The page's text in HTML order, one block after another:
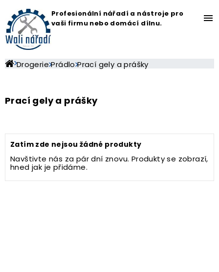
Profesionální nářadí a nástroje pro
vaši firmu nebo domácí dílnu.
Drogerie Prádlo Prací gely a prášky
Prací gely a prášky
Zatím zde nejsou žádné produkty
Navštivte nás za pár dní znovu. Produkty se zobrazí,
hned jak je přidáme.
menu